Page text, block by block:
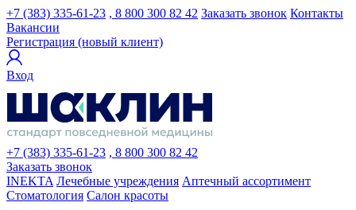
+7 (383) 335-61-23 , 8 800 300 82 42 Заказать звонок Контакты
Вакансии
Регистрация (новый клиент)
Вход
+7 (383) 335-61-23 , 8 800 300 82 42
Заказать звонок
INEKTA Лечебные учреждения Аптечный ассортимент
Стоматология Салон красоты